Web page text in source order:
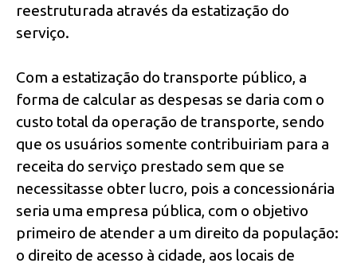
reestruturada através da estatização do
serviço.
Com a estatização do transporte público, a
forma de calcular as despesas se daria com o
custo total da operação de transporte, sendo
que os usuários somente contribuiriam para a
receita do serviço prestado sem que se
necessitasse obter lucro, pois a concessionária
seria uma empresa pública, com o objetivo
primeiro de atender a um direito da população:
o direito de acesso à cidade, aos locais de